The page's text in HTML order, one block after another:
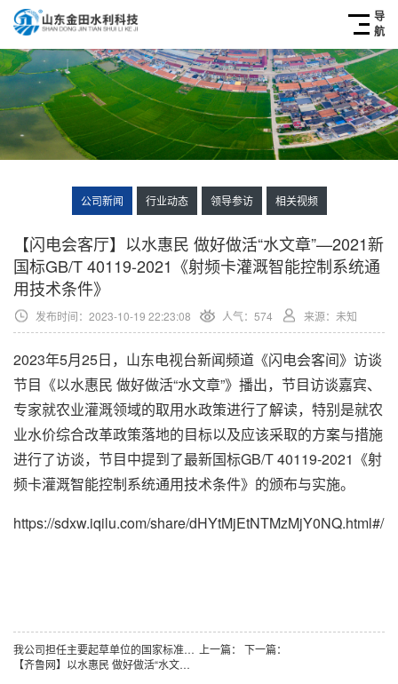
导
航
公司新闻 行业动态 领导参访 相关视频
【闪电会客厅】以水惠民 做好做活“水文章”—2021新
国标GB/T 40119-2021《射频卡灌溉智能控制系统通
用技术条件》
发布时间：2023-10-19 22:23:08 人气： 574 来源：未知
2023年5月25日，山东电视台新闻频道《闪电会客间》访谈
节目《以水惠民 做好做活“水文章”》播出，节目访谈嘉宾、
专家就农业灌溉领域的取用水政策进行了解读，特别是就农
业水价综合改革政策落地的目标以及应该采取的方案与措施
进行了访谈，节目中提到了最新国标GB/T 40119-2021《射
频卡灌溉智能控制系统通用技术条件》的颁布与实施。
https://sdxw.iqilu.com/share/dHYtMjEtNTMzMjY0NQ.html#/
上一篇：
我公司担任主要起草单位的国家标准《射频卡灌溉智能控制系统通用技术条件》标准号：GB/T 40119-2021，已于2021年5月21日经全国标准信息公共服务平台发布
下一篇：
【齐鲁网】以水惠民 做好做活“水文章”—农业水价综合改革政策解读；2021新国标